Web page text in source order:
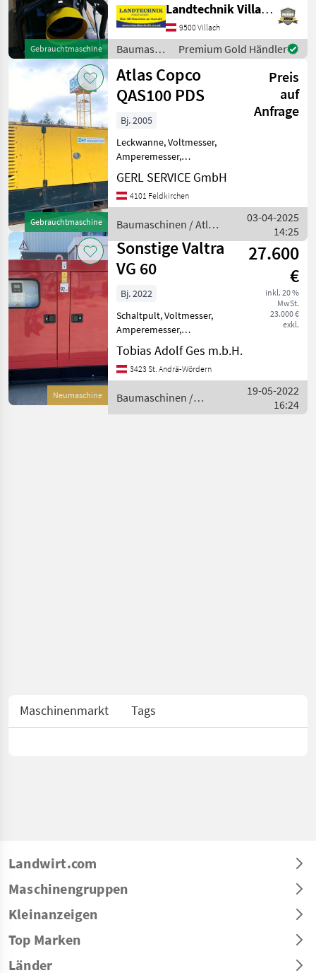
Gebrauchtmaschine
kVA, mind.
Traktorzapfwellenleistung
75 PS, Langsamläufer 1.500
Umdrehungen pro Minut
Landtechnik Villach GmbH
9500 Villach
Baumaschinen
/ Sonstige
Premium Gold Händler
Gebrauchtmaschine
Atlas Copco
QAS100 PDS
Preis
auf
Anfrage
Bj. 2005
Leckwanne, Voltmesser,
Amperemesser,
Hertzmesser, Startbatterie,
Auspuffsystem #Generator
Atlas Copco QAS100 PDS
S/N.................523670 Mo
GERL SERVICE GmbH
4101 Feldkirchen
Baumaschinen / Atlas
Copco
03-04-2025
14:25
Neumaschine
Sonstige Valtra
VG 60
27.600
€
inkl. 20 %
MwSt.
23.000 €
exkl.
Bj. 2022
Schaltpult, Voltmesser,
Amperemesser,
Hertzmesser, Startbatterie,
Auspuffsystem ・
Dieselgenerator ・ Variable
kVA/kW: 60/48 ・
Notstromleistung (LTP)
Tobias Adolf Ges m.b.H.
3423 St. Andrä-Wördern
Baumaschinen /
Sonstige
19-05-2022
16:24
Maschinenmarkt Tags
Landwirt.com
Maschinengruppen
Kleinanzeigen
Top Marken
Länder